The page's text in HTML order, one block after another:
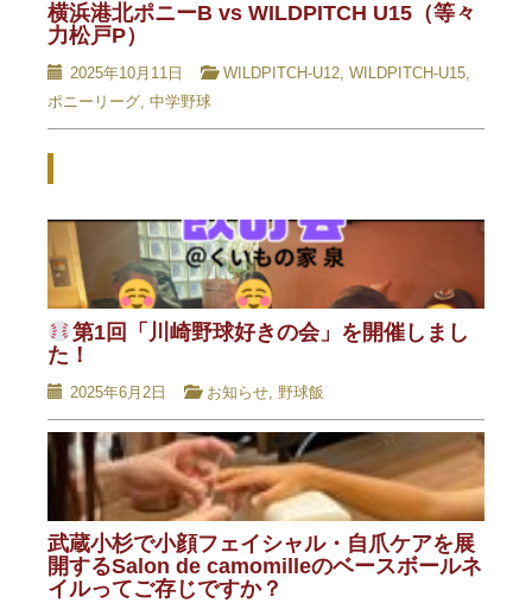
横浜港北ポニーB vs WILDPITCH U15（等々
力松戸P）
2025年10月11日 WILDPITCH-U12, WILDPITCH-U15,
ポニーリーグ, 中学野球
第1回「川崎野球好きの会」を開催しまし
た！
2025年6月2日 お知らせ, 野球飯
武蔵小杉で小顔フェイシャル・自爪ケアを展
開するSalon de camomilleのベースボールネ
イルってご存じですか？